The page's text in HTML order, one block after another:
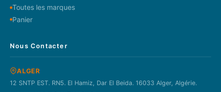
Toutes les marques
Panier
Nous Contacter
ALGER
12 SNTP EST. RN5. El Hamiz, Dar El Beida. 16033 Alger, Algérie.